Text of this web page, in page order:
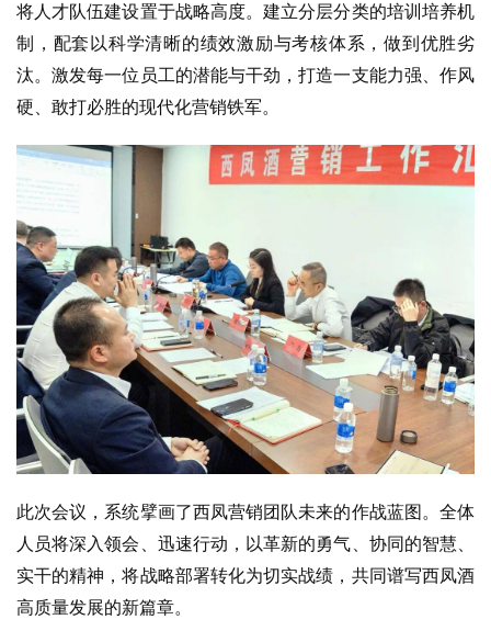
将人才队伍建设置于战略高度。建立分层分类的培训培养机
制，配套以科学清晰的绩效激励与考核体系，做到优胜劣
汰。激发每一位员工的潜能与干劲，打造一支能力强、作风
硬、敢打必胜的现代化营销铁军。
此次会议， 系统擘画了西凤营销团队未来的作战蓝图。全体
人员将深入领会、迅速行动，以革新的勇气、协同的智慧、
实干的精神，将战略部署转化为切实战绩，共同谱写西凤酒
高质量发展的新篇章。